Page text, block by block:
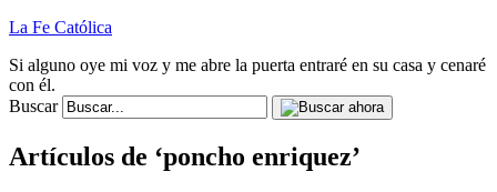
La Fe Católica
Si alguno oye mi voz y me abre la puerta entraré en su casa y cenaré
con él.
Buscar
Artículos de ‘poncho enriquez’